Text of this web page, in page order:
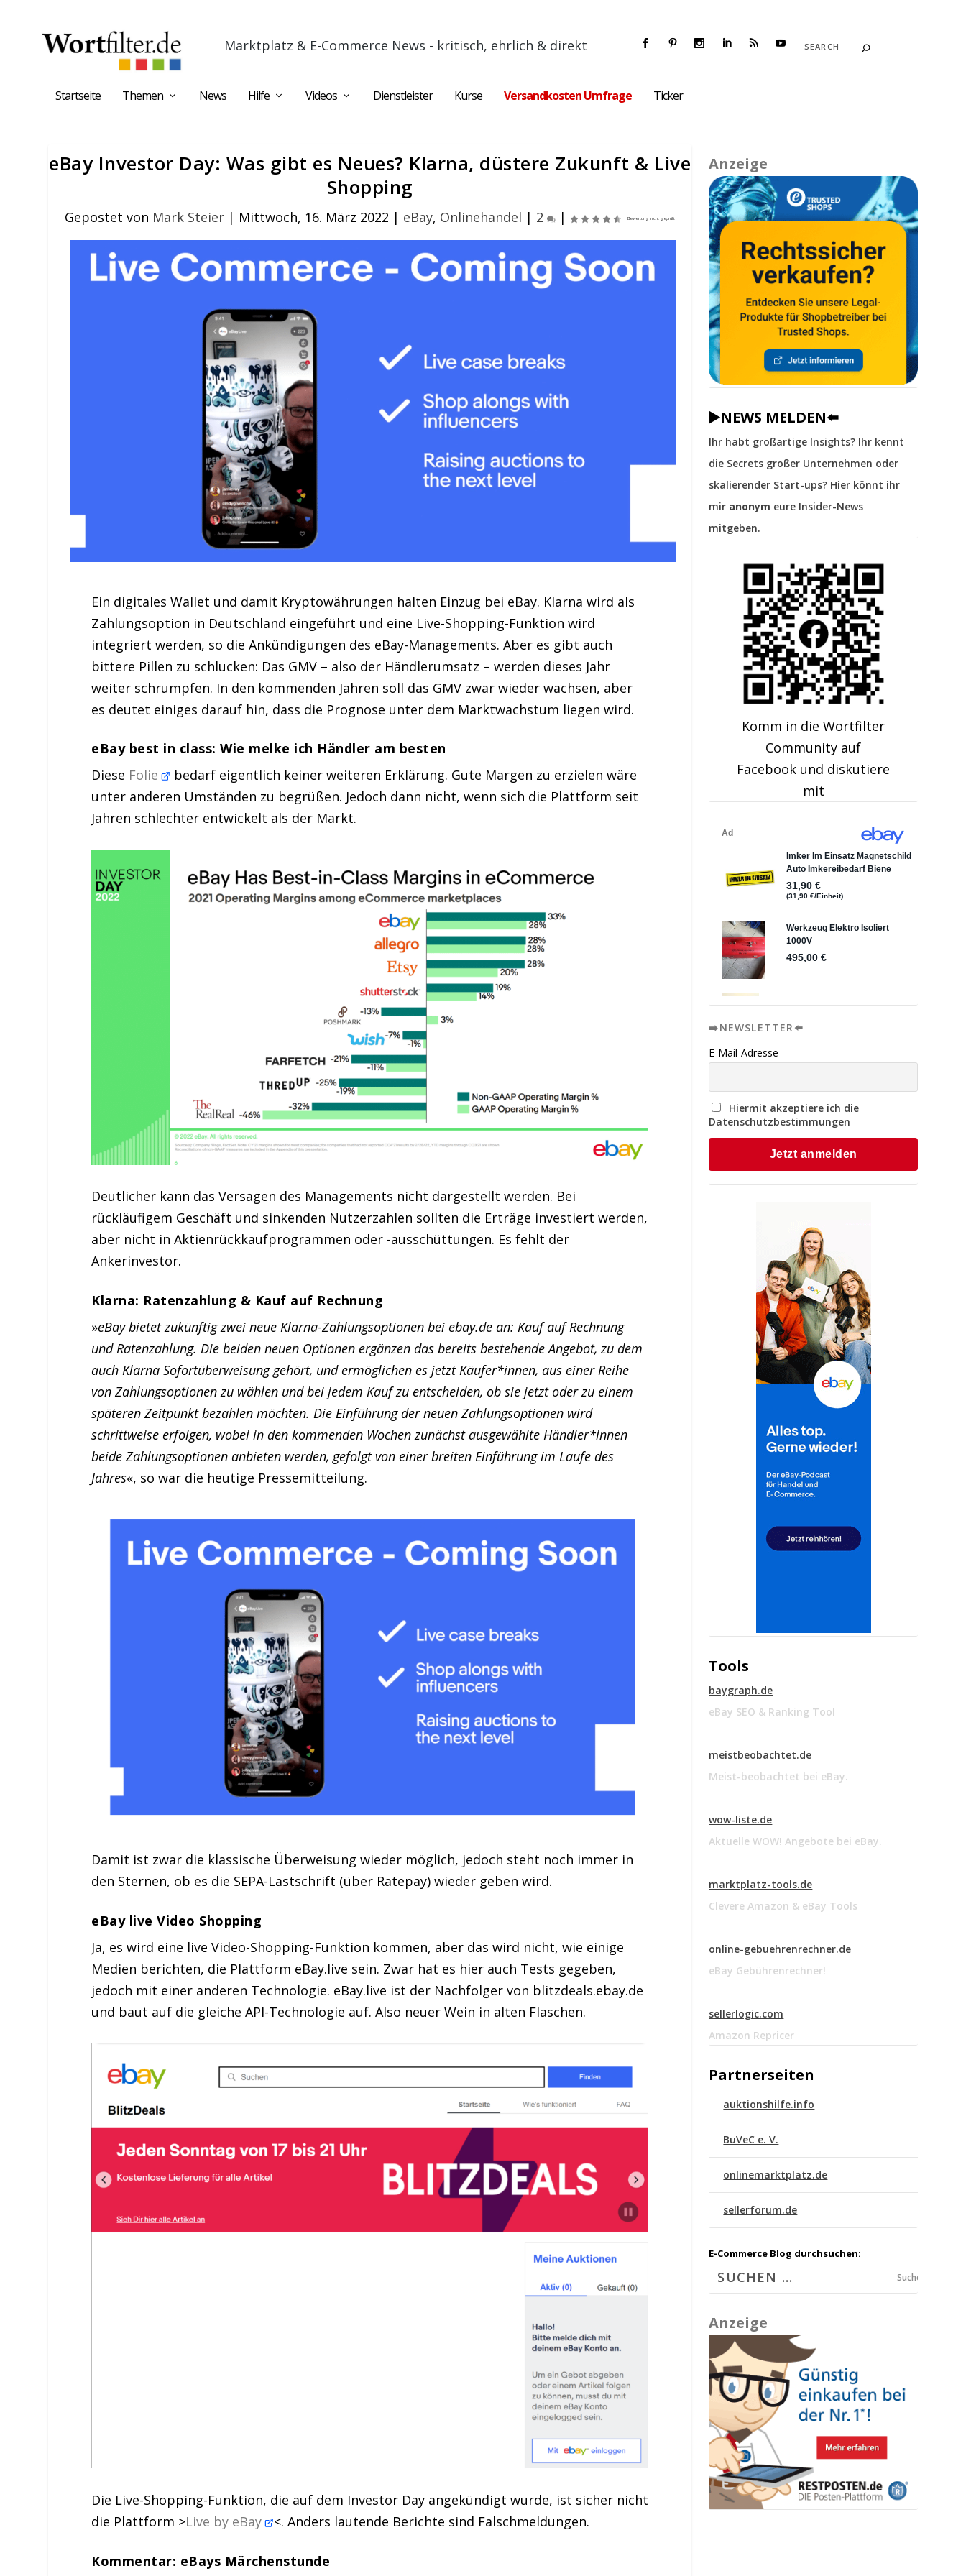
Marktplatz & E-Commerce News - kritisch, ehrlich & direkt
Startseite Themen News Hilfe Videos Dienstleister Kurse Versandkosten Umfrage Ticker
eBay Investor Day: Was gibt es Neues? Klarna, düstere Zukunft & Live
Shopping
Gepostet von Mark Steier | Mittwoch, 16. März 2022 | eBay, Onlinehandel | 2 |
Ein digitales Wallet und damit Kryptowährungen halten Einzug bei eBay. Klarna wird als
Zahlungsoption in Deutschland eingeführt und eine Live-Shopping-Funktion wird
integriert werden, so die Ankündigungen des eBay-Managements. Aber es gibt auch
bittere Pillen zu schlucken: Das GMV – also der Händlerumsatz – werden dieses Jahr
weiter schrumpfen. In den kommenden Jahren soll das GMV zwar wieder wachsen, aber
es deutet einiges darauf hin, dass die Prognose unter dem Marktwachstum liegen wird.
eBay best in class: Wie melke ich Händler am besten
Diese Folie
bedarf eigentlich keiner weiteren Erklärung. Gute Margen zu erzielen wäre
unter anderen Umständen zu begrüßen. Jedoch dann nicht, wenn sich die Plattform seit
Jahren schlechter entwickelt als der Markt.
Deutlicher kann das Versagen des Managements nicht dargestellt werden. Bei
rückläufigem Geschäft und sinkenden Nutzerzahlen sollten die Erträge investiert werden,
aber nicht in Aktienrückkaufprogrammen oder -ausschüttungen. Es fehlt der
Ankerinvestor.
Klarna: Ratenzahlung & Kauf auf Rechnung
»eBay bietet zukünftig zwei neue Klarna-Zahlungsoptionen bei ebay.de an: Kauf auf Rechnung
und Ratenzahlung. Die beiden neuen Optionen ergänzen das bereits bestehende Angebot, zu dem
auch Klarna Sofortüberweisung gehört, und ermöglichen es jetzt Käufer*innen, aus einer Reihe
von Zahlungsoptionen zu wählen und bei jedem Kauf zu entscheiden, ob sie jetzt oder zu einem
späteren Zeitpunkt bezahlen möchten. Die Einführung der neuen Zahlungsoptionen wird
schrittweise erfolgen, wobei in den kommenden Wochen zunächst ausgewählte Händler*innen
beide Zahlungsoptionen anbieten werden, gefolgt von einer breiten Einführung im Laufe des
Jahres«, so war die heutige Pressemitteilung.
Damit ist zwar die klassische Überweisung wieder möglich, jedoch steht noch immer in
den Sternen, ob es die SEPA-Lastschrift (über Ratepay) wieder geben wird.
eBay live Video Shopping
Ja, es wird eine live Video-Shopping-Funktion kommen, aber das wird nicht, wie einige
Medien berichten, die Plattform eBay.live sein. Zwar hat es hier auch Tests gegeben,
jedoch mit einer anderen Technologie. eBay.live ist der Nachfolger von blitzdeals.ebay.de
und baut auf die gleiche API-Technologie auf. Also neuer Wein in alten Flaschen.
Die Live-Shopping-Funktion, die auf dem Investor Day angekündigt wurde, ist sicher nicht
die Plattform >Live by eBay <. Anders lautende Berichte sind Falschmeldungen.
Kommentar: eBays Märchenstunde
Anzeige
▶️NEWS MELDEN⬅️
Ihr habt großartige Insights? Ihr kennt
die Secrets großer Unternehmen oder
skalierender Start-ups? Hier könnt ihr
mir anonym eure Insider-News
mitgeben.
Komm in die Wortfilter
Community auf
Facebook und diskutiere
mit
➡️NEWSLETTER⬅️
E-Mail-Adresse
Hiermit akzeptiere ich die
Datenschutzbestimmungen
Tools
baygraph.de
eBay SEO & Ranking Tool
meistbeobachtet.de
Meist-beobachtet bei eBay.
wow-liste.de
Aktuelle WOW! Angebote bei eBay.
marktplatz-tools.de
Clevere Amazon & eBay Tools
online-gebuehrenrechner.de
eBay Gebührenrechner!
sellerlogic.com
Amazon Repricer
Partnerseiten
auktionshilfe.info
BuVeC e. V.
onlinemarktplatz.de
sellerforum.de
E-Commerce Blog durchsuchen:
Suchen
Anzeige